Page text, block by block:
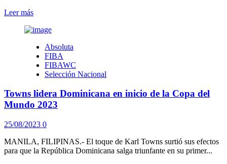
Leer másLeer
sobre
y
Towns
héroes
día
de
RD
vencer
a
Italia
Absoluta
FIBA
FIBAWC
Selección Nacional
Towns lidera Dominicana en inicio de la Copa del
Mundo 2023
25/08/2023 0
MANILA, FILIPINAS.- El toque de Karl Towns surtió sus efectos
para que la República Dominicana salga triunfante en su primer...